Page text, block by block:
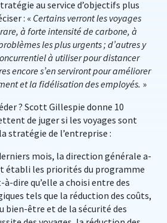
au service d’objectifs plus
: « Certains verront les voyages
à forte intensité de carbone, à
les plus urgents ; d’autres y
à utiliser pour distancer
encore s’en serviront pour améliorer
et la fidélisation des employés. »
? Scott Gillespie donne 10
de juger si les voyages sont
stratégie de l’entreprise :
mois, la direction générale a-
établi les priorités du programme
à-dire qu’elle a choisi entre des
tels que la réduction des coûts,
bien-être et de la sécurité des